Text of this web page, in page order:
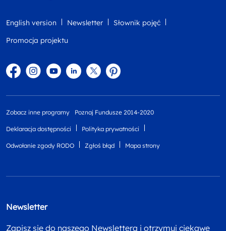
English version Newsletter
Słownik pojęć
Promocja projektu
FacebookInstagram
YouTubeLinkedintwitterPinterest
Zobacz inne programy Poznaj Fundusze 2014-2020
Deklaracja dostępności Polityka prywatności
Odwołanie zgody RODO Zgłoś błąd Mapa strony
Newsletter
Zapisz się do naszego Newslettera i otrzymuj ciekawe